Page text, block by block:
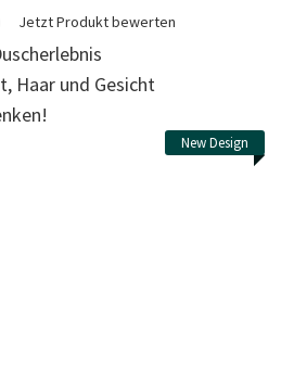
New Design
Jetzt Produkt bewerten
Haar und Gesicht